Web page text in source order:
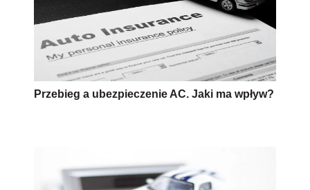
Przebieg a ubezpieczenie AC. Jaki ma wpływ?